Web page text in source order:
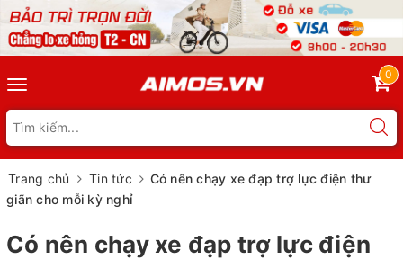
Toggle
navigation
0
Trang chủ Tin tức
Có nên chạy xe đạp trợ lực điện thư
giãn cho mỗi kỳ nghỉ
Có nên chạy xe đạp trợ lực điện